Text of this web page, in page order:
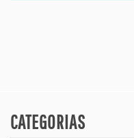
CATEGORIAS